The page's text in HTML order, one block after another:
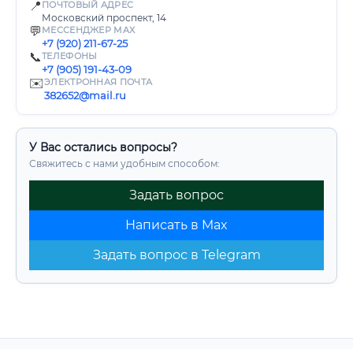
📍 ПОЧТОВЫЙ АДРЕС
Московский проспект, 14
💬 МЕССЕНДЖЕР MAX
+7 (920) 211-67-25
📞ТЕЛЕФОНЫ
+7 (905) 191-43-09
✉️ЭЛЕКТРОННАЯ ПОЧТА
382652@mail.ru
У Вас остались вопросы?
Свяжитесь с нами удобным способом:
Задать вопрос
Написать в Max
Задать вопрос в Telegram